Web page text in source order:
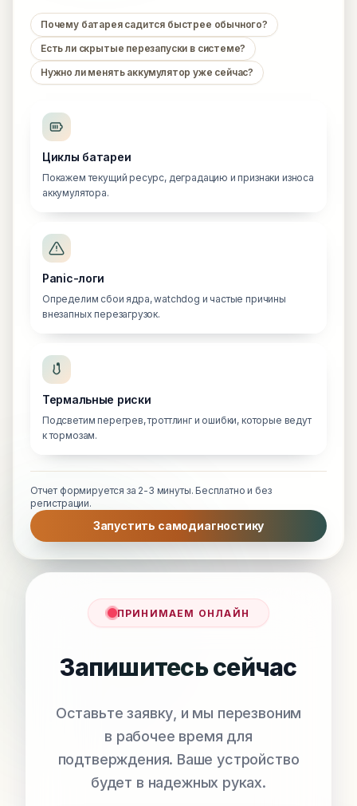
Почему батарея садится быстрее обычного?
Есть ли скрытые перезапуски в системе?
Нужно ли менять аккумулятор уже сейчас?
Циклы батареи
Покажем текущий ресурс, деградацию и признаки износа
аккумулятора.
Panic-логи
Определим сбои ядра, watchdog и частые причины
внезапных перезагрузок.
Термальные риски
Подсветим перегрев, троттлинг и ошибки, которые ведут
к тормозам.
Отчет формируется за 2-3 минуты. Бесплатно и без
регистрации.
Запустить самодиагностику
ПРИНИМАЕМ ОНЛАЙН
Запишитесь сейчас
Оставьте заявку, и мы перезвоним
в рабочее время для
подтверждения. Ваше устройство
будет в надежных руках.